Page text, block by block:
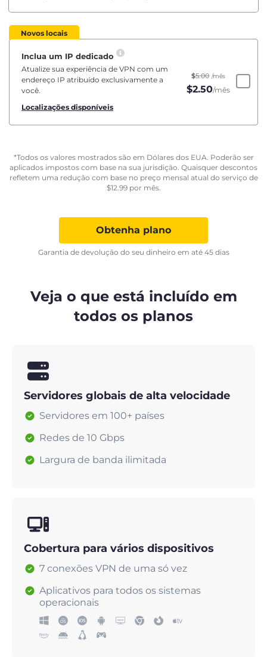
Novos locais
Inclua um IP dedicado
Atualize sua experiência de VPN com um
endereço IP atribuído exclusivamente a
você.
Localizações disponíveis
$5.00 /mês
$2.50/mês
*Todos os valores mostrados são em Dólares dos EUA. Poderão ser
aplicados impostos com base na sua jurisdição. Quaisquer descontos
refletem uma redução com base no preço mensal atual do serviço de
$12.99por mês.
Obtenha plano
Garantia de devolução do seu dinheiro em até 45 dias
Veja o que está incluído em
todos os planos
Servidores globais de alta velocidade
Servidores em 100+ países
Redes de 10 Gbps
Largura de banda ilimitada
Cobertura para vários dispositivos
7 conexões VPN de uma só vez
Aplicativos para todos os sistemas
operacionais